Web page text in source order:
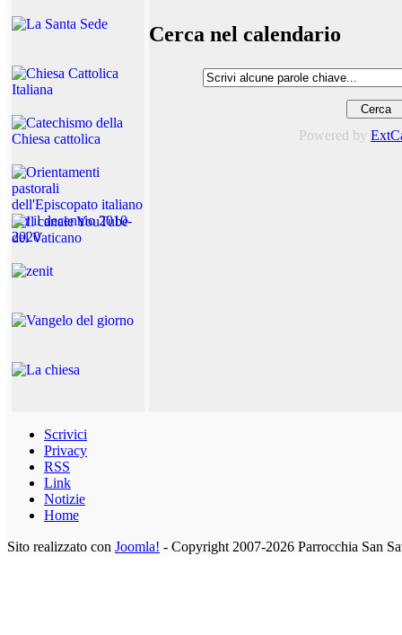
Cerca nel calendario
Powered by
Scrivici
Privacy
RSS
Link
Notizie
Home
Sito realizzato con Joomla! - Copyright 2007-2026 Parrocchia San